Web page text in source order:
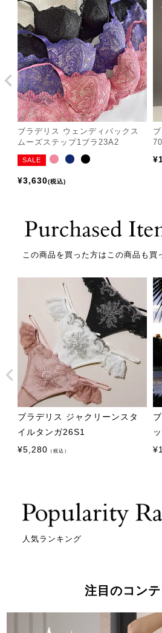
ブラデリス ウェンディバックス
ムーズステップ1ブラ23A2
SALE
¥3,630 税込
¥
この商品を買った方はこの商品も買
ブラデリス ジャクリーンスタ
イルタンガ26S1
¥5,280 （税込）
¥
人気ランキング
注目のコン